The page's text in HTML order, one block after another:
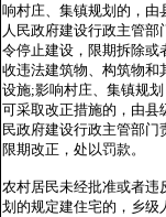
响村庄、集镇规划的，由
人民政府建设行政主管部
令停止建设，限期拆除或
收违法建筑物、构筑物和
设施;影响村庄、集镇规
可采取改正措施的，由县
民政府建设行政主管部门
限期改正，处以罚款。
农村居民未经批准或者违
划的规定建住宅的，乡级